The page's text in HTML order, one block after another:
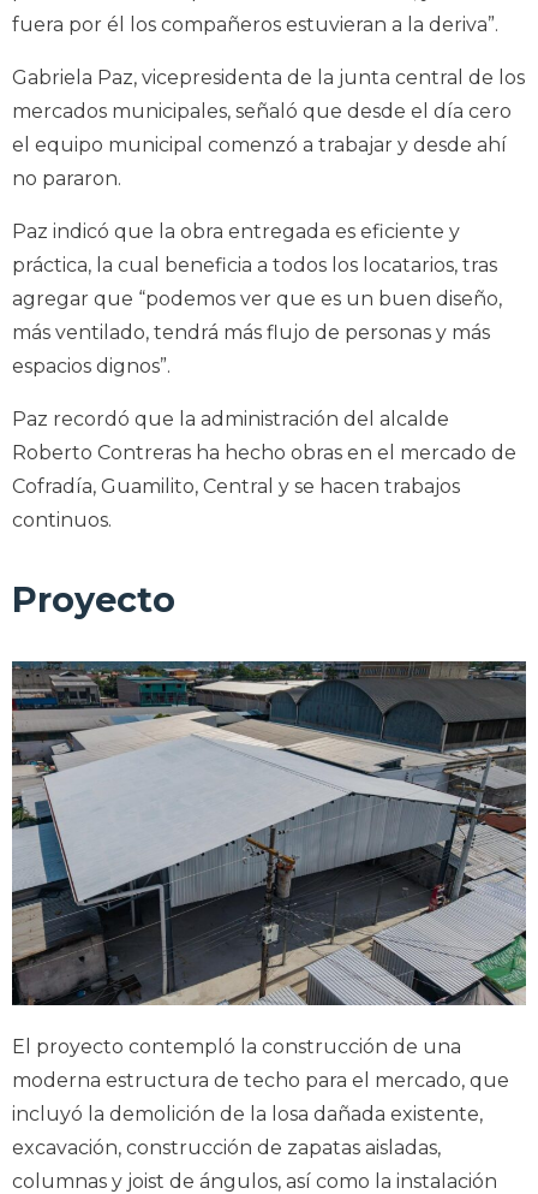
fuera por él los compañeros estuvieran a la deriva”.
Gabriela Paz, vicepresidenta de la junta central de los
mercados municipales, señaló que desde el día cero
el equipo municipal comenzó a trabajar y desde ahí
no pararon.
Paz indicó que la obra entregada es eficiente y
práctica, la cual beneficia a todos los locatarios, tras
agregar que “podemos ver que es un buen diseño,
más ventilado, tendrá más flujo de personas y más
espacios dignos”.
Paz recordó que la administración del alcalde
Roberto Contreras ha hecho obras en el mercado de
Cofradía, Guamilito, Central y se hacen trabajos
continuos.
Proyecto
El proyecto contempló la construcción de una
moderna estructura de techo para el mercado, que
incluyó la demolición de la losa dañada existente,
excavación, construcción de zapatas aisladas,
columnas y joist de ángulos, así como la instalación